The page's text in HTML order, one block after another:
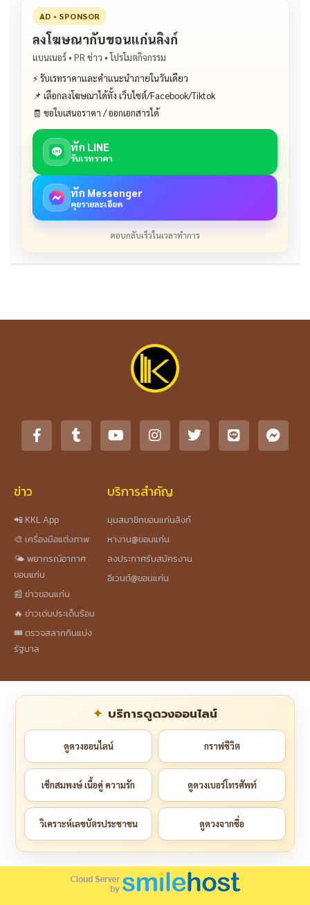
AD • SPONSOR
ลงโฆษณากับขอนแก่นลิงก์
แบนเนอร์ • PR ข่าว • โปรโมตกิจกรรม
⚡ รับเรทราคาและคำแนะนำภายในวันเดียว
📌 เลือกลงโฆษณาได้ทั้ง เว็บไซต์/Facebook/Tiktok
🧾 ขอใบเสนอราคา / ออกเอกสารได้
ทัก LINE
รับเรทราคา
ทัก Messenger
คุยรายละเอียด
ตอบกลับเร็วในเวลาทำการ
ข่าว
📲 KKL App
🎨 เครื่องมือแต่งภาพ
🌤️ พยากรณ์อากาศ
ขอนแก่น
📰 ข่าวขอนแก่น
🔥 ข่าวเด่นประเด็นร้อน
🎟️ ตรวจสลากกินแบ่ง
รัฐบาล
บริการสำคัญ
มุมสมาชิกขอนแก่นลิงก์
หางาน@ขอนแก่น
ลงประกาศรับสมัครงาน
อีเวนต์@ขอนแก่น
บริการดูดวงออนไลน์
ดูดวงออนไลน์ กราฟชีวิต
เช็กสมพงษ์ เนื้อคู่ ความรัก ดูดวงเบอร์โทรศัพท์
วิเคราะห์เลขบัตรประชาชน ดูดวงจากชื่อ